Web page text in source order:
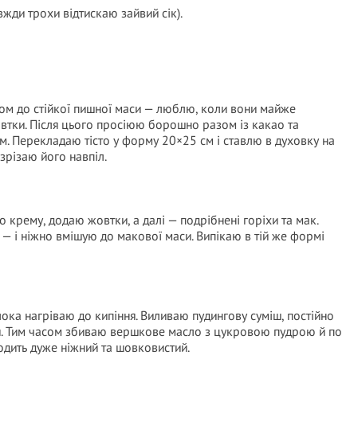
трохи відтискаю зайвий сік).
до стійкої пишної маси — люблю, коли вони майже
Після цього просіюю борошно разом із какао та
Перекладаю тісто у форму 20×25 см і ставлю в духовку на
його навпіл.
крему, додаю жовтки, а далі — подрібнені горіхи та мак.
і ніжно вмішую до макової маси. Випікаю в тій же формі
нагріваю до кипіння. Виливаю пудингову суміш, постійно
Тим часом збиваю вершкове масло з цукровою пудрою й по
дуже ніжний та шовковистий.